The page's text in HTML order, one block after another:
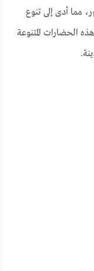
مما أدى إلى تنوع
الحضارات المتنوعة